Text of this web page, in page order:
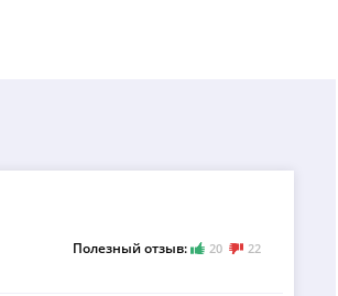
Полезный отзыв: 20 22